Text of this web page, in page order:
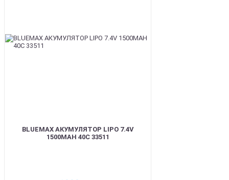
BLUEMAX АКУМУЛЯТОР LIPO 7.4V
1500MAH 40C 33511